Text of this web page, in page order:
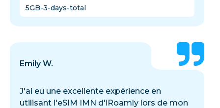
5GB-3-days-total
Emily W.
J'ai eu une excellente expérience en
utilisant l'eSIM IMN d'iRoamly lors de mon